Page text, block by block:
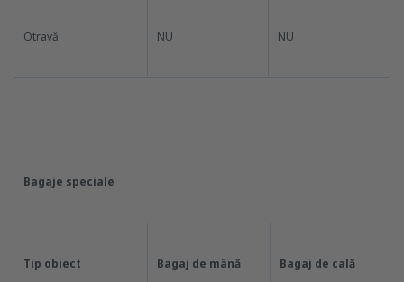
Otravă NU NU
Bagaje speciale
Tip obiect Bagaj de mână Bagaj de cală